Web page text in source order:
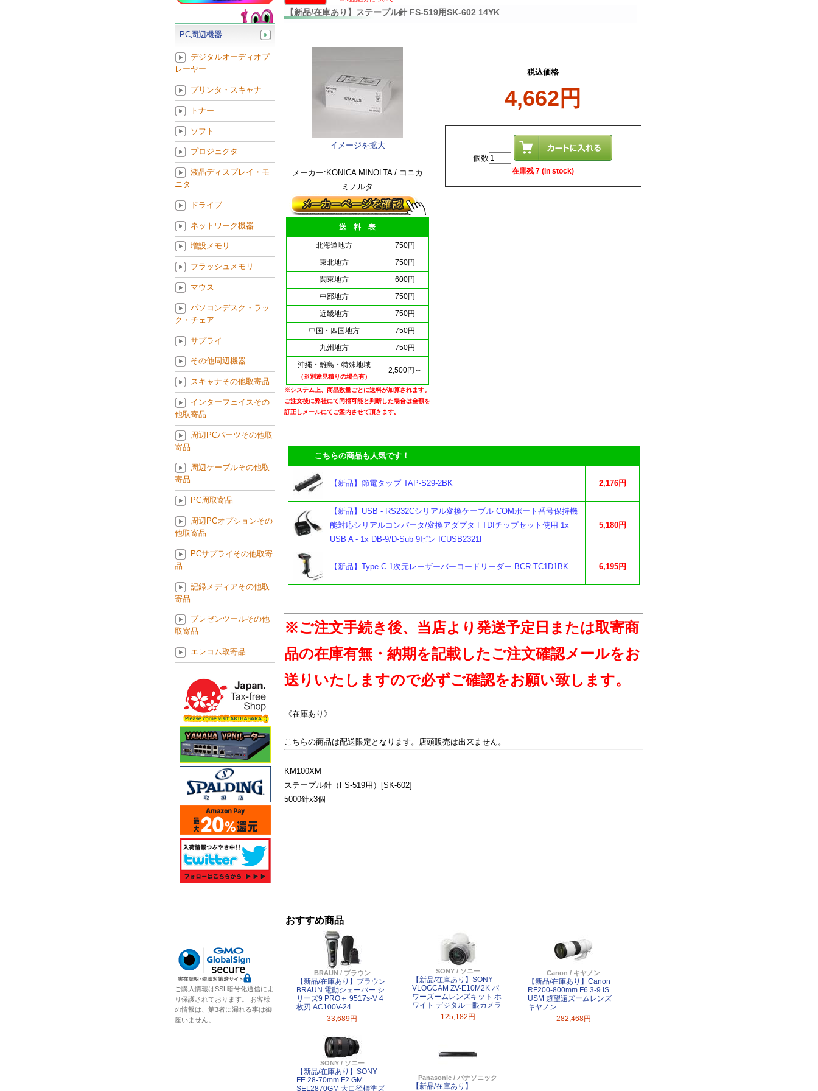
【新品/在庫あり】ステープル針 FS-519用SK-602 14YK
イメージを拡大
メーカー:KONICA MINOLTA / コニカ
ミノルタ
送 料 表
北海道地方
750円
東北地方
750円
関東地方
600円
中部地方
750円
近畿地方
750円
中国・四国地方
750円
九州地方
750円
沖縄・離島・特殊地域
（※別途見積りの場合有）
2,500円～
※システム上、商品数量ごとに送料が加算されます。
ご注文後に弊社にて同梱可能と判断した場合は金額を
訂正しメールにてご案内させて頂きます。
税込価格
4,662円
個数
在庫残 7 (in stock)
こちらの商品も人気です！
【新品】節電タップ TAP-S29-2BK 2,176円
【新品】USB - RS232Cシリアル変換ケーブル COMポート番号保持機
能対応シリアルコンバータ/変換アダプタ FTDIチップセット使用 1x
USB A - 1x DB-9/D-Sub 9ピン ICUSB2321F
5,180円
【新品】Type-C 1次元レーザーバーコードリーダー BCR-TC1D1BK 6,195円
※ご注文手続き後、当店より発送予定日または取寄商
品の在庫有無・納期を記載したご注文確認メールをお
送りいたしますので必ずご確認をお願い致します。
《在庫あり》
こちらの商品は配送限定となります。店頭販売は出来ません。
KM100XM
ステープル針（FS-519用）[SK-602]
5000針x3個
おすすめ商品
BRAUN / ブラウン
【新品/在庫あり】ブラウン
BRAUN 電動シェーバー シ
リーズ9 PRO＋ 9517s-V 4
枚刃 AC100V-24
33,689円
SONY / ソニー
【新品/在庫あり】SONY
VLOGCAM ZV-E10M2K パ
ワーズームレンズキット ホ
ワイト デジタル一眼カメラ
125,182円
Canon / キヤノン
【新品/在庫あり】Canon
RF200-800mm F6.3-9 IS
USM 超望遠ズームレンズ
キヤノン
282,468円
SONY / ソニー
【新品/在庫あり】SONY
FE 28-70mm F2 GM
SEL2870GM 大口径標準ズ
Panasonic / パナソニック
【新品/在庫あり】
PC周辺機器
デジタルオーディオプ
レーヤー
プリンタ・スキャナ
トナー
ソフト
プロジェクタ
液晶ディスプレイ・モ
ニタ
ドライブ
ネットワーク機器
増設メモリ
フラッシュメモリ
マウス
パソコンデスク・ラッ
ク・チェア
サプライ
その他周辺機器
スキャナその他取寄品
インターフェイスその
他取寄品
周辺PCパーツその他取
寄品
周辺ケーブルその他取
寄品
PC周取寄品
周辺PCオプションその
他取寄品
PCサプライその他取寄
品
記録メディアその他取
寄品
プレゼンツールその他
取寄品
エレコム取寄品
ご購入情報はSSL暗号化通信によ
り保護されております。 お客様
の情報は、第3者に漏れる事は御
座いません。